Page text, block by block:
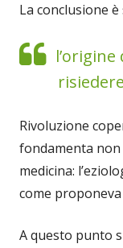
La conclusione
Rivoluzione
fondamenta non
medicina:
come
A questo punto